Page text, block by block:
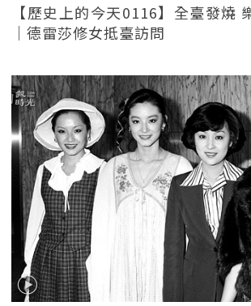
【歷史上的今天0116】全臺發燒
｜德雷莎修女抵臺訪問